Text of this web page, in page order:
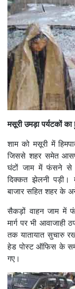
मसूरी उमड़ा पर्यटकों
शाम को मसूरी में
जिससे शहर समेत
घंटों जाम में फंसने से
दिक्कत झेलनी पड़ी।
बाजार सहित शहर के
सैकड़ों वाहन जाम में
मार्ग पर भी आवाजाही
तक यातायात सुचारु
हेड पोस्ट ऑफिस के
गए।